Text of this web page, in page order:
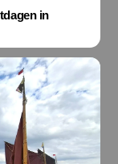
in